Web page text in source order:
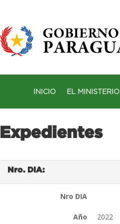
INICIO EL MINISTERIO
Expedientes
Nro. DIA:
Nro DIA
Año 2022